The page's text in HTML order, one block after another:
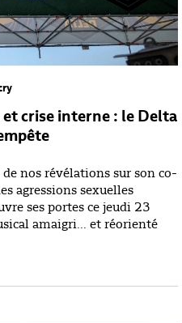
crise interne : le Delta
nos révélations sur son co-
agressions sexuelles
ses portes ce jeudi 23
amaigri... et réorienté